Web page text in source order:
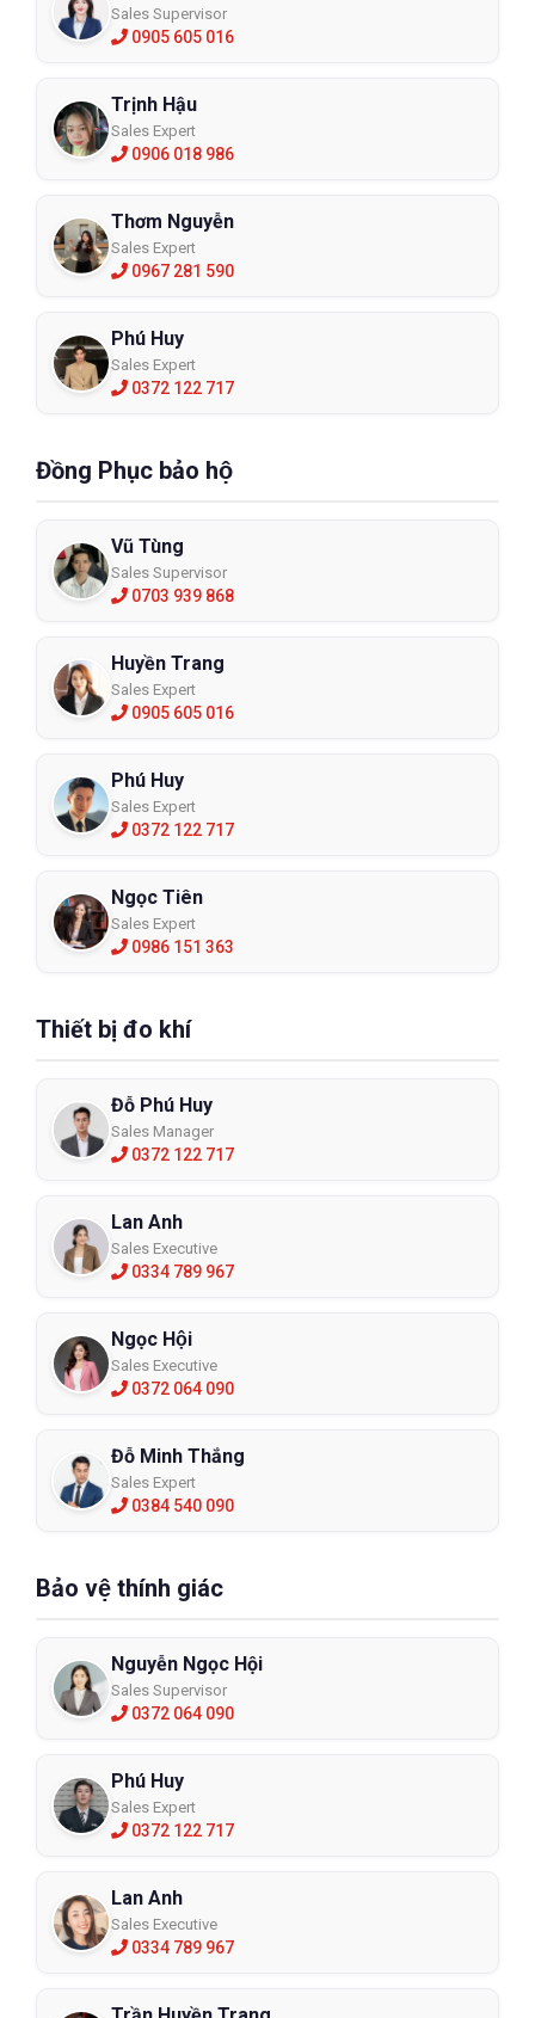
Sales Supervisor
0905 605 016
Trịnh Hậu
Sales Expert
0906 018 986
Thơm Nguyễn
Sales Expert
0967 281 590
Phú Huy
Sales Expert
0372 122 717
Đồng Phục bảo hộ
Vũ Tùng
Sales Supervisor
0703 939 868
Huyền Trang
Sales Expert
0905 605 016
Phú Huy
Sales Expert
0372 122 717
Ngọc Tiên
Sales Expert
0986 151 363
Thiết bị đo khí
Đỗ Phú Huy
Sales Manager
0372 122 717
Lan Anh
Sales Executive
0334 789 967
Ngọc Hội
Sales Executive
0372 064 090
Đỗ Minh Thắng
Sales Expert
0384 540 090
Bảo vệ thính giác
Nguyễn Ngọc Hội
Sales Supervisor
0372 064 090
Phú Huy
Sales Expert
0372 122 717
Lan Anh
Sales Executive
0334 789 967